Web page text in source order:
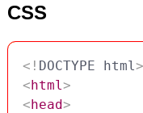
CSS
<! DOCTYPE html>
<html>
<head>